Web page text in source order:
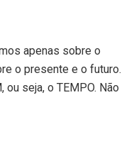
apenas sobre o
o presente e o futuro.
seja, o TEMPO. Não